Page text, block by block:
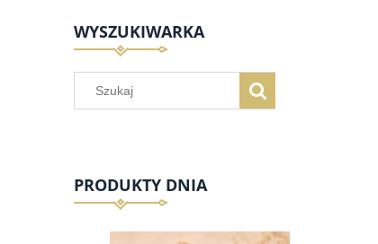
WYSZUKIWARKA
PRODUKTY DNIA